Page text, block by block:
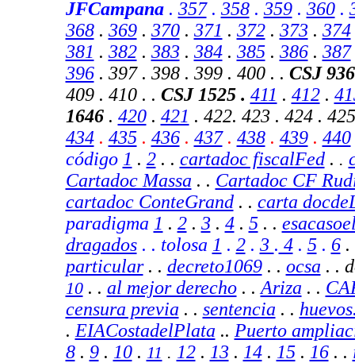
JFCampana. 357. 358. 359. 360.
368. 369. 370. 371 . 372. 373. 374
381 . 382. 383. 384. 385. 386. 387
396. 397 . 398 . 399 . 400 . . CSJ936
409 . 410 . . CSJ 1525 . 411 . 412.
1646. 420. 421 . 422. 423 . 424 .
434. 435. 436 . 437. 438. 439. 440
código 1 . 2 . . cartadoc fiscalFed . .
Cartadoc Massa . . Cartadoc CF
cartadoc ConteGrand. . carta
paradigma 1 . 2 . 3 . 4 . 5 . .
dragados. . tolosa 1 . 2. 3 . 4. 5. 6.
particular. . decreto1069. . ocsa . .
10 . . al mejor derecho. . Ariza . .
censura previa . . sentencia . .
. EIACostadelPlata .. Puerto
8. 9. 10. 11 . 12. 13. 14. 15. 16. .